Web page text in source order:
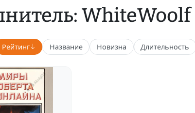
WhiteWoolf
Рейтинг Название Новизна Длительность